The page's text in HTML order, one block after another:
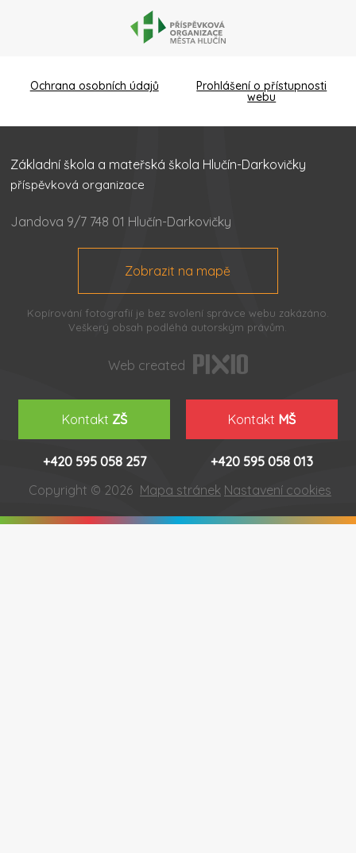
Ochrana osobních údajů Prohlášení o přístupnosti
webu
Základní škola a mateřská škola Hlučín-Darkovičky
příspěvková organizace
Jandova 9/7 748 01 Hlučín-Darkovičky
Zobrazit na mapě
Kopírování fotografií je bez svolení správce webu zakázáno.
Veškerý obsah podléhá autorským právům.
Web created
Kontakt ZŠ
+420 595 058 257
Kontakt MŠ
+420 595 058 013
Copyright © 2026 Mapa stránek Nastavení cookies